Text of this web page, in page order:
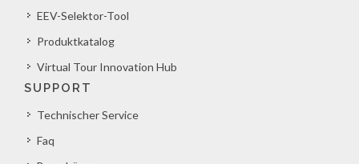
EEV-Selektor-Tool
Produktkatalog
Virtual Tour Innovation Hub
SUPPORT
Technischer Service
Faq